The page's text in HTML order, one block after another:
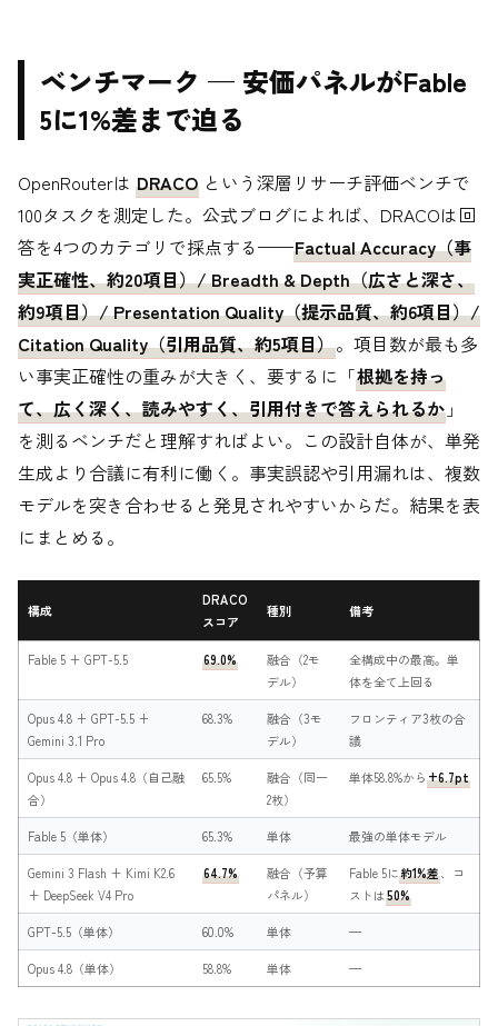
ベンチマーク — 安価パネルがFable
5に1%差まで迫る
OpenRouterは DRACO という深層リサーチ評価ベンチで
100タスクを測定した。公式ブログによれば、DRACOは回
答を4つのカテゴリで採点する——Factual Accuracy（事
実正確性、約20項目）/ Breadth & Depth（広さと深さ、
約9項目）/ Presentation Quality（提示品質、約6項目）/
Citation Quality（引用品質、約5項目）。項目数が最も多
い事実正確性の重みが大きく、要するに「根拠を持っ
て、広く深く、読みやすく、引用付きで答えられるか 」
を測るベンチだと理解すればよい。この設計自体が、単発
生成より合議に有利に働く。事実誤認や引用漏れは、複数
モデルを突き合わせると発見されやすいからだ。結果を表
にまとめる。
構成
DRACO
スコア
種別 備考
Fable 5 + GPT-5.5 69.0%
融合（2モ
デル）
全構成中の最高。単
体を全て上回る
Opus 4.8 + GPT-5.5 +
Gemini 3.1 Pro
68.3%
融合（3モ
デル）
フロンティア3枚の合
議
Opus 4.8 + Opus 4.8（自己融
合）
65.5%
融合（同一
2枚）
単体58.8%から+6.7pt
Fable 5（単体） 65.3% 単体 最強の単体モデル
Gemini 3 Flash + Kimi K2.6
+ DeepSeek V4 Pro
64.7%
融合（予算
パネル）
Fable 5に約1%差、コ
ストは50%
GPT-5.5（単体） 60.0% 単体 —
Opus 4.8（単体） 58.8% 単体 —